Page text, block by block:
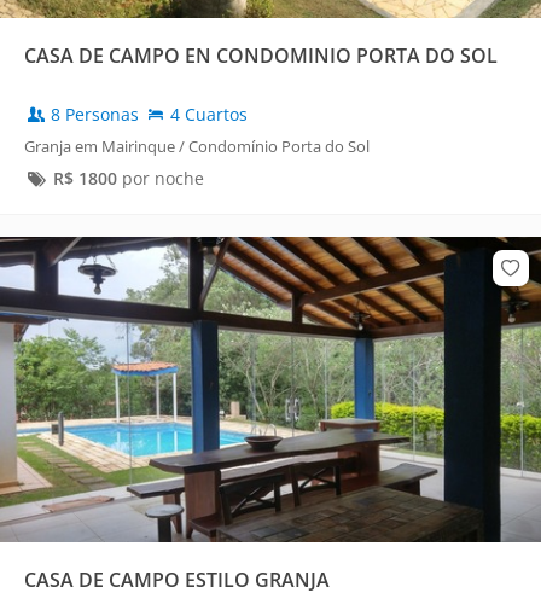
CASA DE CAMPO EN CONDOMINIO PORTA DO SOL
8 Personas 4 Cuartos
Granja em Mairinque / Condomínio Porta do Sol
R$ 1800por noche
CASA DE CAMPO ESTILO GRANJA